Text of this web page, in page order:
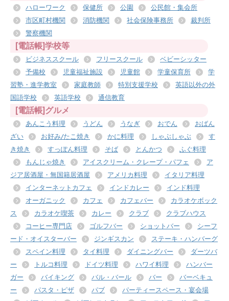
ハローワーク 保健所 公園
公民館・集会所
市区町村機関
消防機関 社会保険事務所
裁判所
警察機関
[電話帳]学校等
ビジネススクール フリースクール
ベビーシッター
予備校
児童福祉施設 児童館 学童保育所
学
習塾・進学教室
家庭教師 特別支援学校
英語以外の外
国語学校
英語学校 通信教育
[電話帳]グルメ
あんこう料理 うどん うなぎ おでん
おばん
ざい
お好み/たこ焼き かに料理 しゃぶしゃぶ
す
き焼き
すっぽん料理 そば とんかつ
ふぐ料理
もんじゃ焼き
アイスクリーム・クレープ・パフェ
ア
ジア居酒屋・無国籍居酒屋
アメリカ料理
イタリア料理
インターネットカフェ
インドカレー
インド料理
オーガニック
カフェ カフェバー
カラオケボック
ス
カラオケ喫茶 カレー クラブ
クラブハウス
コーヒー専門店
ゴルフバー ショットバー
シーフ
ード・オイスターバー
ジンギスカン
ステーキ・ハンバーグ
スペイン料理
タイ料理 ダイニングバー
ダーツバ
ー
トルコ料理 ドイツ料理 ハワイ料理
ハンバー
ガー
バイキング バル・バール バー
バーベキュ
ー
パスタ・ピザ パブ
パーティースペース・宴会場